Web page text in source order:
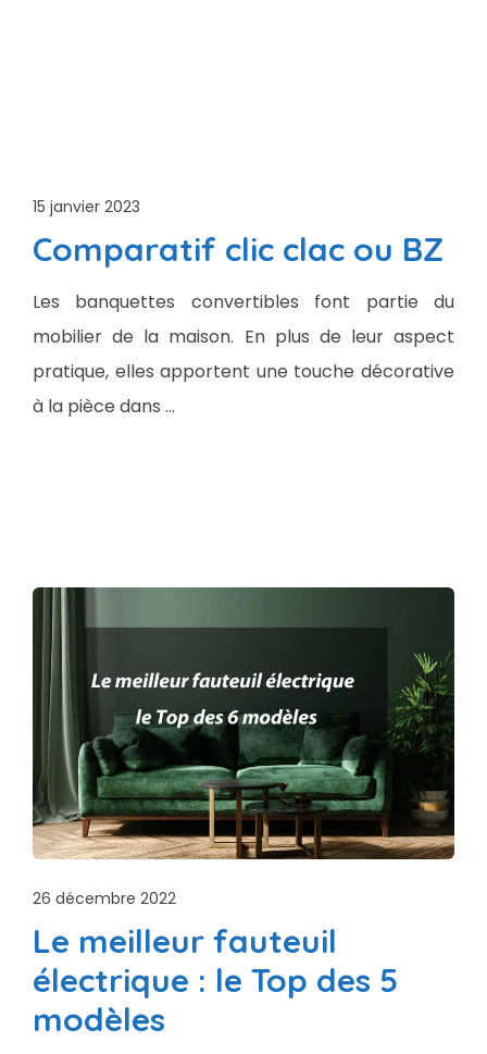
15 janvier 2023
Comparatif clic clac ou BZ
Les banquettes convertibles font partie du
mobilier de la maison. En plus de leur aspect
pratique, elles apportent une touche décorative
à la pièce dans …
26 décembre 2022
Le meilleur fauteuil
électrique : le Top des 5
modèles